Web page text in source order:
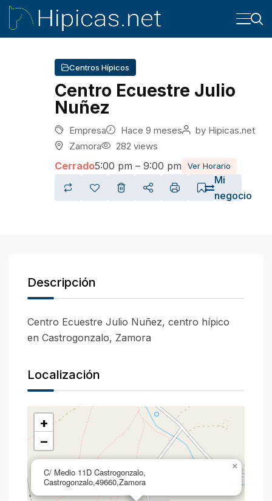
Centros Hípicos
Centro Ecuestre Julio
Nuñez
Empresa Hace 9 meses by Hipicas.net
Zamora
282 views
Cerrado5:00 pm – 9:00 pm Ver Horario
Mi
negocio
Descripción
Centro Ecuestre Julio Nuñez, centro hípico
en Castrogonzalo, Zamora
Localización
C/ Medio 11D Castrogonzalo,
Castrogonzalo,49660,Zamora
×
+
−